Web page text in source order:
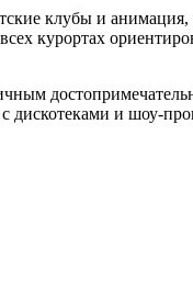
клубы и
курортах
и шоу-